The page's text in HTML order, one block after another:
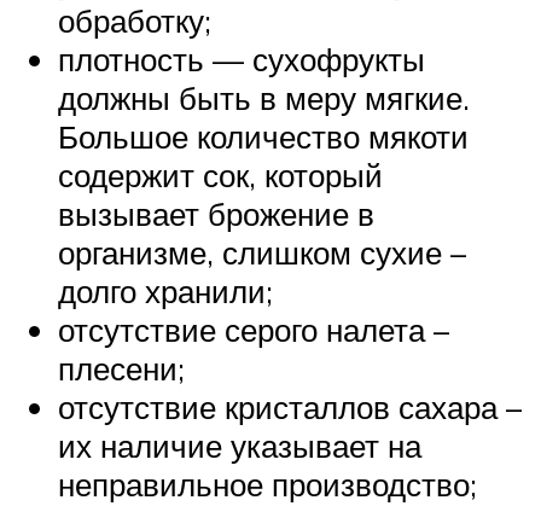
обработку;
плотность — сухофрукты
должны быть в меру мягкие.
Большое количество мякоти
содержит сок, который
вызывает брожение в
организме, слишком сухие –
долго хранили;
отсутствие серого налета –
плесени;
отсутствие кристаллов сахара –
их наличие указывает на
неправильное производство;